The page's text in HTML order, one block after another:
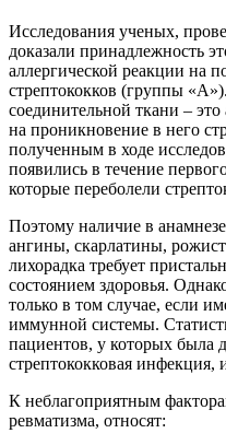
Исследования ученых,
доказали принадлежность
аллергической реакции на
стрептококков (группы
соединительной ткани –
на проникновение в него
полученным в ходе
появились в течение
которые переболели
Поэтому наличие в
ангины, скарлатины,
лихорадка требует
состоянием здоровья.
только в том случае, если
иммунной системы.
пациентов, у которых была
стрептококковая инфекция,
К неблагоприятным
ревматизма, относят: